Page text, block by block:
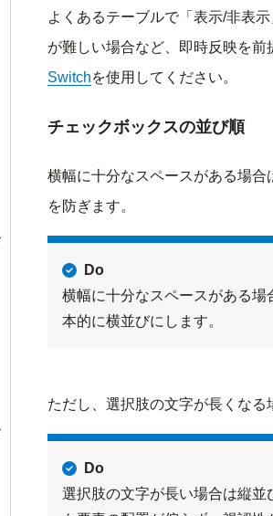
よくあるテーブルで「表示/非表
が難しい場合など、即時反映を前
Switchを使用してください。
チェックボックスの並び順
横幅に十分なスペースがある場
を防ぎます。
Do
横幅に十分なスペースがある場
本的に横並びにします。
ただし、選択肢の文字が長くなる
Do
選択肢の文字が長い場合は縦並